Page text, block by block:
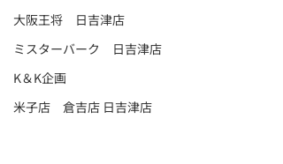
大阪王将 日吉津店
ミスターバーク 日吉津店
K＆K企画
米子店 倉吉店 日吉津店